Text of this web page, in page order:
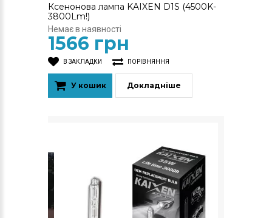
Ксенонова лампа KAIXEN D1S (4500K-
3800Lm!)
Немає в наявності
1566 грн
В ЗАКЛАДКИ ПОРІВНЯННЯ
У кошик Докладніше